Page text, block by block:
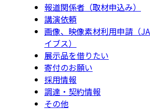
報道関係者（取材申込み）
講演依頼
画像、映像素材利用申請（
イブス）
展示品を借りたい
寄付のお願い
採用情報
調達・契約情報
その他